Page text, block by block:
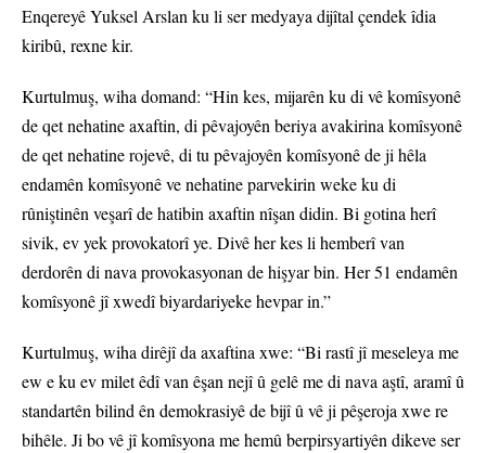
Enqereyê Yuksel Arslan ku li ser medyaya dijîtal çendek îdia
kiribû, rexne kir.
Kurtulmuş, wiha domand: “Hin kes, mijarên ku di vê komîsyonê
de qet nehatine axaftin, di pêvajoyên beriya avakirina komîsyonê
de qet nehatine rojevê, di tu pêvajoyên komîsyonê de ji hêla
endamên komîsyonê ve nehatine parvekirin weke ku di
rûniştinên veşarî de hatibin axaftin nîşan didin. Bi gotina herî
sivik, ev yek provokatorî ye. Divê her kes li hemberî van
derdorên di nava provokasyonan de hişyar bin. Her 51 endamên
komîsyonê jî xwedî biyardariyeke hevpar in.”
Kurtulmuş, wiha dirêjî da axaftina xwe: “Bi rastî jî meseleya me
ew e ku ev milet êdî van êşan nejî û gelê me di nava aştî, aramî û
standartên bilind ên demokrasiyê de bijî û vê ji pêşeroja xwe re
bihêle. Ji bo vê jî komîsyona me hemû berpirsyartiyên dikeve ser